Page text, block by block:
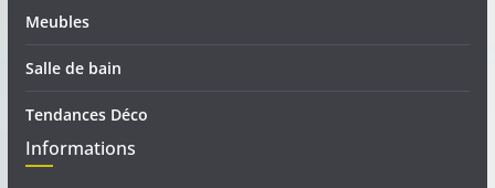
Meubles
Salle de bain
Tendances Déco
Informations